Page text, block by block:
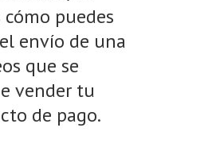
puedes
envío de una
que se
vender tu
de pago.